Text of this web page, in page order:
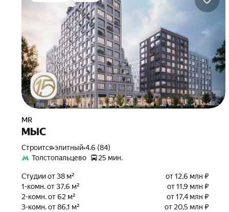
MR
МЫС
Строится•элитный•4.6 (84)
Толстопальцево
25 мин.
Студии от 38 м²
от 12,6 млн ₽
1-комн. от 37,6 м²
от 11,9 млн ₽
2-комн. от 62 м²
от 17,4 млн ₽
3-комн. от 86,1 м²
от 20,5 млн ₽